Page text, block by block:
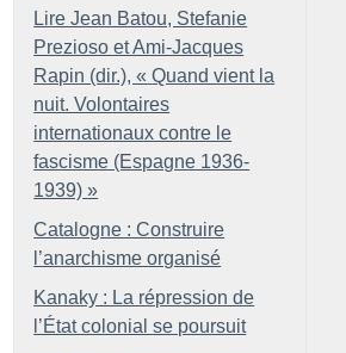
Lire Jean Batou, Stefanie
Prezioso et Ami-Jacques
Rapin (dir.), « Quand vient la
nuit. Volontaires
internationaux contre le
fascisme (Espagne 1936-
1939) »
Catalogne : Construire
l’anarchisme organisé
Kanaky : La répression de
l’État colonial se poursuit